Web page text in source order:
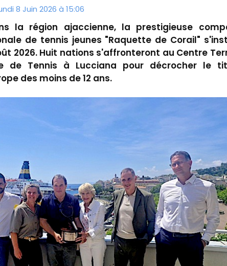
8 Juin 2026 à 15:06
la région ajaccienne, la prestigieuse
de tennis jeunes "Raquette de Corail"
2026. Huit nations s'affronteront au Centre
de Tennis à Lucciana pour décrocher le
des moins de 12 ans.